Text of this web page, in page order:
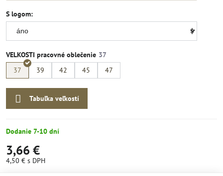
S logom:
VELKOSTI pracovné oblečenie
37
39 42 45 47
Tabuľka veľkostí
Dodanie 7-10 dní
3,66 €
4,50 € s DPH